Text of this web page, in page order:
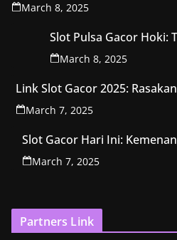
March 8, 2025
Slot Pulsa Gacor Hoki:
March 8, 2025
Link Slot Gacor 2025:
March 7, 2025
Slot Gacor Hari Ini:
March 7, 2025
Partners Link